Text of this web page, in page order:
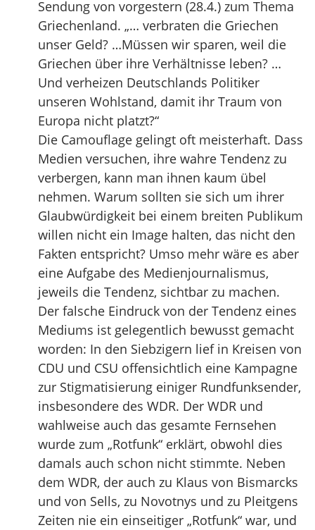
Sendung von vorgestern (28.4.) zum Thema
Griechenland. „… verbraten die Griechen
unser Geld? …Müssen wir sparen, weil die
Griechen über ihre Verhältnisse leben? …
Und verheizen Deutschlands Politiker
unseren Wohlstand, damit ihr Traum von
Europa nicht platzt?“
Die Camouflage gelingt oft meisterhaft. Dass
Medien versuchen, ihre wahre Tendenz zu
verbergen, kann man ihnen kaum übel
nehmen. Warum sollten sie sich um ihrer
Glaubwürdigkeit bei einem breiten Publikum
willen nicht ein Image halten, das nicht den
Fakten entspricht? Umso mehr wäre es aber
eine Aufgabe des Medienjournalismus,
jeweils die Tendenz, sichtbar zu machen.
Der falsche Eindruck von der Tendenz eines
Mediums ist gelegentlich bewusst gemacht
worden: In den Siebzigern lief in Kreisen von
CDU und CSU offensichtlich eine Kampagne
zur Stigmatisierung einiger Rundfunksender,
insbesondere des WDR. Der WDR und
wahlweise auch das gesamte Fernsehen
wurde zum „Rotfunk“ erklärt, obwohl dies
damals auch schon nicht stimmte. Neben
dem WDR, der auch zu Klaus von Bismarcks
und von Sells, zu Novotnys und zu Pleitgens
Zeiten nie ein einseitiger „Rotfunk“ war, und